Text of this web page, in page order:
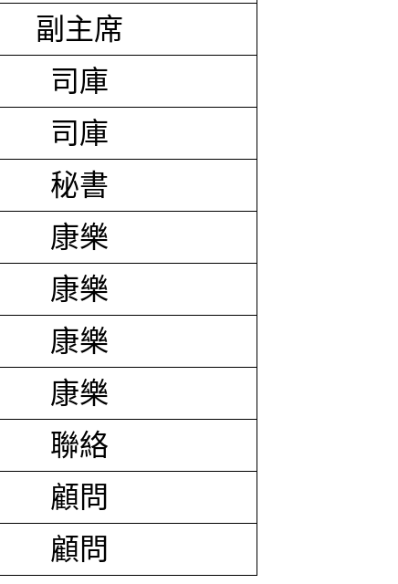
副主席
司庫
司庫
秘書
康樂
康樂
康樂
康樂
聯絡
顧問
顧問